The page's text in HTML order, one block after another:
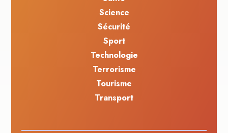
Science
Sécurité
Sport
Technologie
Terrorisme
Tourisme
Transport